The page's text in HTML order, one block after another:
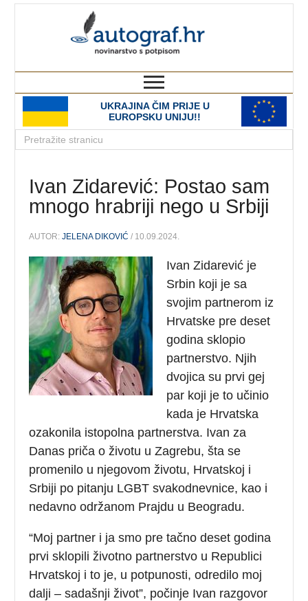
UKRAJINA ČIM PRIJE U
EUROPSKU UNIJU!!
Ivan Zidarević: Postao sam
mnogo hrabriji nego u Srbiji
AUTOR:JELENA DIKOVIĆ / 10.09.2024.
Ivan Zidarević je
Srbin koji je sa
svojim partnerom iz
Hrvatske pre deset
godina sklopio
partnerstvo. Njih
dvojica su prvi gej
par koji je to učinio
kada je Hrvatska
ozakonila istopolna partnerstva. Ivan za
Danas priča o životu u Zagrebu, šta se
promenilo u njegovom životu, Hrvatskoj i
Srbiji po pitanju LGBT svakodnevnice, kao i
nedavno održanom Prajdu u Beogradu.
“Moj partner i ja smo pre tačno deset godina
prvi sklopili životno partnerstvo u Republici
Hrvatskoj i to je, u potpunosti, odredilo moj
dalji – sadašnji život”, počinje Ivan razgovor